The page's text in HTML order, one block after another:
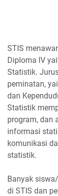
STIS
Diploma IV
Statistik.
peminatan,
dan
Statistik
program, dan
informasi
komunikasi
statistik.
Banyak
di STIS dan